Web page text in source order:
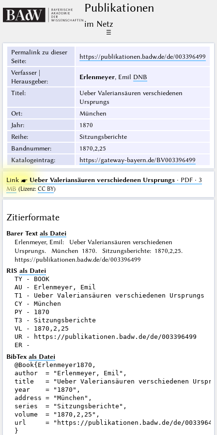
Publikationen
im Netz
☰
Permalink zu dieser
Seite:
https://publikationen.badw.de/de/003396499
Verfasser |
Herausgeber:
Erlenmeyer, Emil DNB
Titel:
Ueber Valeriansäuren verschiedenen
Ursprungs
Ort:
München
Jahr:
1870
Reihe:
Sitzungsberichte
Bandnummer:
1870,2,25
Katalogeintrag: https://gateway-bayern.de/BV003396499
Link ☛ Ueber Valeriansäuren verschiedenen Ursprungs· PDF · 3
MB (Lizenz: CC BY)
Zitierformate
Barer Text als Datei
Erlenmeyer, Emil: Ueber Valeriansäuren verschiedenen
Ursprungs. München 1870. Sitzungsberichte: 1870,2,25.
https://publikationen.badw.de/de/003396499
RIS als Datei
TY - BOOK
AU - Erlenmeyer, Emil
T1 - Ueber Valeriansäuren verschiedenen Ursprungs
CY - München
PY - 1870
T3 - Sitzungsberichte
VL - 1870,2,25
UR - https://publikationen.badw.de/de/003396499
BibTex als Datei
@Book{Erlenmeyer1870,
author  = "Erlenmeyer, Emil",
title   = "Ueber Valeriansäuren verschiedenen
year    = "1870",
address = "München",
series  = "Sitzungsberichte",
volume  = "1870,2,25",
url     = "https://publikationen.badw.de/de/